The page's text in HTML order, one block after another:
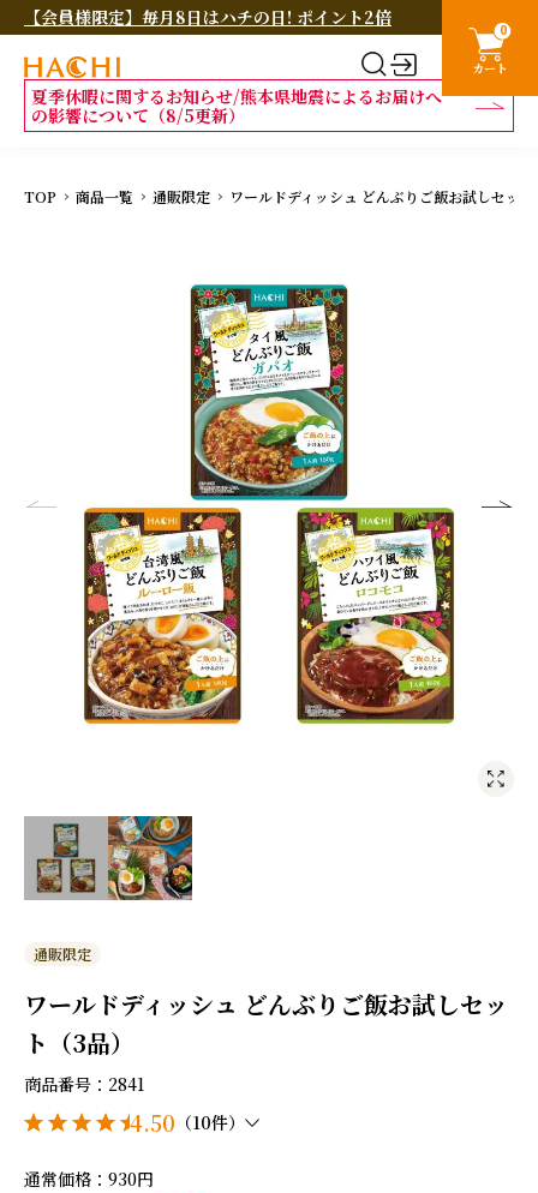
【会員様限定】毎月8日はハチの日! ポイント2倍
夏季休暇に関するお知らせ/熊本県地震によるお届けへ
の影響について（8/5更新）
0
カート
TOP 商品一覧 通販限定 ワールドディッシュ どんぶりご飯お試しセッ
通販限定
ワールドディッシュ どんぶりご飯お試しセッ
ト（3品）
商品番号 2841
4.50 （10件）
通常価格
930